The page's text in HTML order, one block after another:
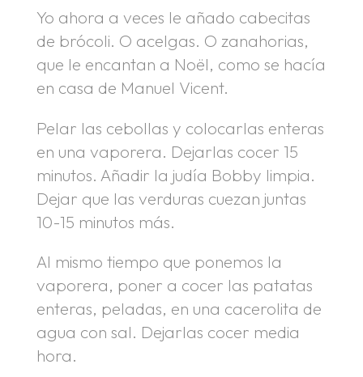
Yo ahora a veces le añado cabecitas
de brócoli. O acelgas. O zanahorias,
que le encantan a Noël, como se hacía
en casa de Manuel Vicent.
Pelar las cebollas y colocarlas enteras
en una vaporera. Dejarlas cocer 15
minutos. Añadir la judía Bobby limpia.
Dejar que las verduras cuezan juntas
10-15 minutos más.
Al mismo tiempo que ponemos la
vaporera, poner a cocer las patatas
enteras, peladas, en una cacerolita de
agua con sal. Dejarlas cocer media
hora.